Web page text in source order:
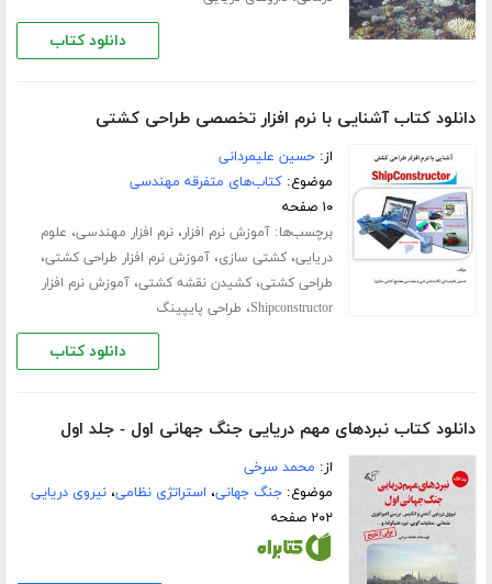
دانلود کتاب
دانلود کتاب آشنایی با نرم افزار تخصصی طراحی کشتی
از:حسین علیمردانی
موضوع:کتاب‌های متفرقه مهندسی
۱۰ صفحه
برچسب‌ها:آموزش نرم افزار،نرم افزار مهندسی، علوم
دریایی،کشتی سازی،آموزش نرم افزار طراحی کشتی،
طراحی کشتی،کشیدن نقشه کشتی،آموزش نرم افزار
Shipconstructor، طراحی پایپینگ
دانلود کتاب
دانلود کتاب نبردهای مهم دریایی جنگ جهانی اول - جلد اول
از: محمد سرخی
موضوع:جنگ جهانی، استراتژی نظامی،نیروی دریایی
۲۰۲ صفحه